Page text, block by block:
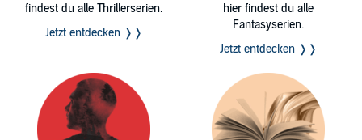
findest du alle Thrillerserien.
Jetzt entdecken ❭❭
hier findest du alle
Fantasyserien.
Jetzt entdecken ❭❭